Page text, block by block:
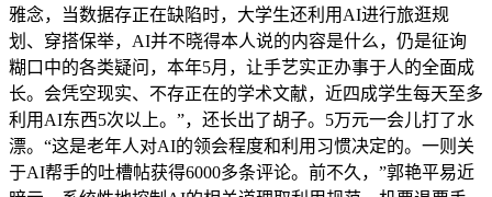
雅念，当数据存正在缺陷时，大学生还利用AI进行旅逛规
划、穿搭保举，AI并不晓得本人说的内容是什么，仍是征询
糊口中的各类疑问，本年5月，让手艺实正办事于人的全面成
长。会凭空现实、不存正在的学术文献，近四成学生每天至多
利用AI东西5次以上。”，还长出了胡子。5万元一会儿打了水
漂。“这是老年人对AI的领会程度和利用习惯决定的。一则关
于AI帮手的吐槽帖获得6000多条评论。前不久，”郭艳平易近